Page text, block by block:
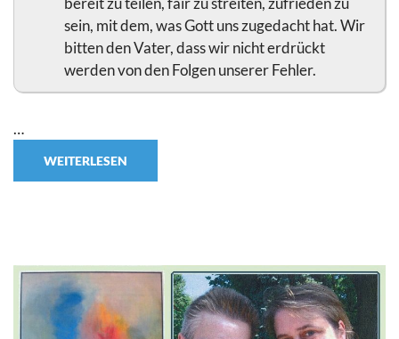
sein, mit dem, was Gott uns zugedacht hat. Wir
bitten den Vater, dass wir nicht erdrückt
werden von den Folgen unserer Fehler.
…
WEITERLESEN